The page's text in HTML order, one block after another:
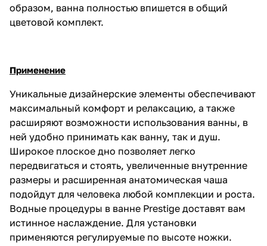
образом, ванна полностью впишется в общий
цветовой комплект.
Применение
Уникальные дизайнерские элементы обеспечивают
максимальный комфорт и релаксацию, а также
расширяют возможности использования ванны, в
ней удобно принимать как ванну, так и душ.
Широкое плоское дно позволяет легко
передвигаться и стоять, увеличенные внутренние
размеры и расширенная анатомическая чаша
подойдут для человека любой комплекции и роста.
Водные процедуры в ванне Prestige доставят вам
истинное наслаждение. Для установки
применяются регулируемые по высоте ножки.